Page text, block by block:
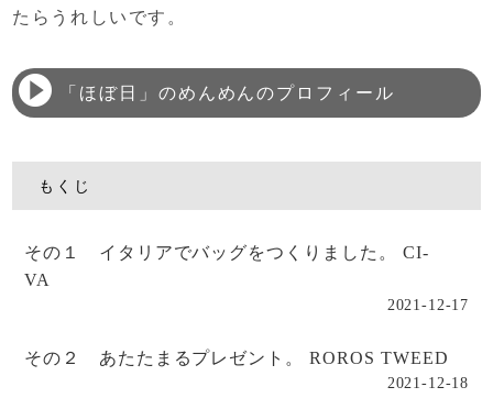
たらうれしいです。
「ほぼ日」のめんめんのプロフィール
もくじ
その１ イタリアでバッグをつくりました。 CI-
VA
2021-12-17
その２ あたたまるプレゼント。 ROROS TWEED
2021-12-18